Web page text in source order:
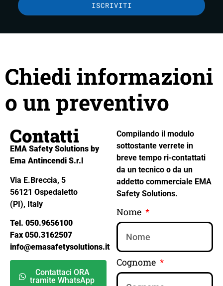
ISCRIVITI
Chiedi informazioni
o un preventivo
Contatti
EMA Safety Solutions by
Ema Antincendi S.r.l
Via E.Breccia, 5
56121 Ospedaletto
(PI), Italy
Tel. 050.9656100
Fax 050.3162507
info@emasafetysolutions.it
Contattaci ORA
tramite WhatsApp
Compilando il modulo
sottostante verrete in
breve tempo ri-contattati
da un tecnico o da un
addetto commerciale EMA
Safety Solutions.
Nome
Cognome